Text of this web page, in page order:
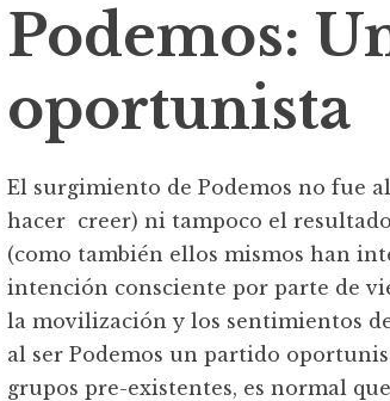
Podemos:
oportunista
El surgimiento de Podemos no fue
hacer creer) ni tampoco el
(como también ellos mismos han
intención consciente por parte de
la movilización y los sentimientos
al ser Podemos un partido
grupos pre-existentes, es normal